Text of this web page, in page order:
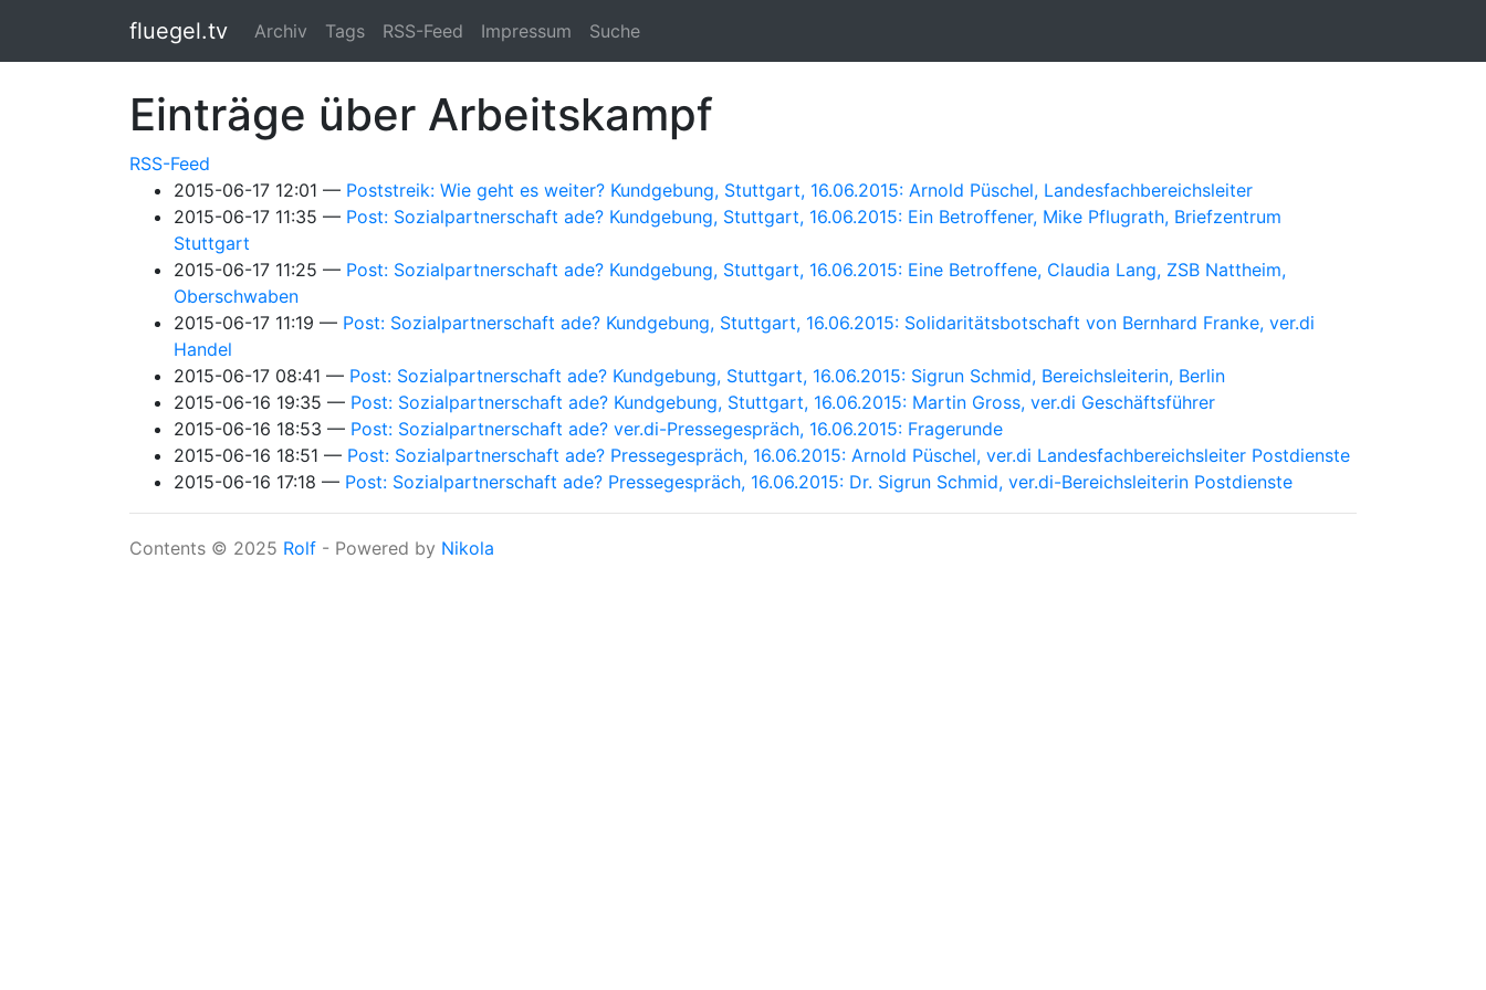
fluegel.tv Archiv Tags RSS-Feed Impressum Suche
Einträge über Arbeitskampf
RSS-Feed
2015-06-17 12:01
Poststreik: Wie geht es weiter? Kundgebung, Stuttgart, 16.06.2015: Arnold Püschel, Landesfachbereichsleiter
2015-06-17 11:35
Post: Sozialpartnerschaft ade? Kundgebung, Stuttgart, 16.06.2015: Ein Betroffener, Mike Pflugrath, Briefzentrum
Stuttgart
2015-06-17 11:25
Post: Sozialpartnerschaft ade? Kundgebung, Stuttgart, 16.06.2015: Eine Betroffene, Claudia Lang, ZSB Nattheim,
Oberschwaben
2015-06-17 11:19
Post: Sozialpartnerschaft ade? Kundgebung, Stuttgart, 16.06.2015: Solidaritätsbotschaft von Bernhard Franke, ver.di
Handel
2015-06-17 08:41
Post: Sozialpartnerschaft ade? Kundgebung, Stuttgart, 16.06.2015: Sigrun Schmid, Bereichsleiterin, Berlin
2015-06-16 19:35
Post: Sozialpartnerschaft ade? Kundgebung, Stuttgart, 16.06.2015: Martin Gross, ver.di Geschäftsführer
2015-06-16 18:53
Post: Sozialpartnerschaft ade? ver.di-Pressegespräch, 16.06.2015: Fragerunde
2015-06-16 18:51
Post: Sozialpartnerschaft ade? Pressegespräch, 16.06.2015: Arnold Püschel, ver.di Landesfachbereichsleiter Postdienste
2015-06-16 17:18
Post: Sozialpartnerschaft ade? Pressegespräch, 16.06.2015: Dr. Sigrun Schmid, ver.di-Bereichsleiterin Postdienste
Contents © 2025 Rolf - Powered by Nikola